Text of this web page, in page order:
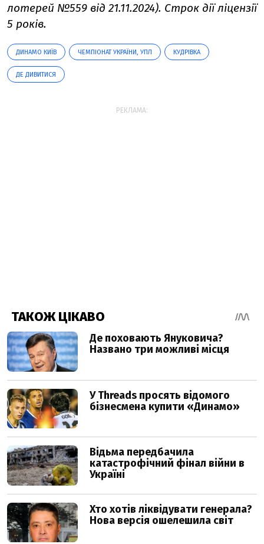
лотерей №559 від 21.11.2024). Строк дії ліцензії
5 років.
ДИНАМО КИЇВ ЧЕМПІОНАТ УКРАЇНИ, УПЛ КУДРІВКА
ДЕ ДИВИТИСЯ
РЕКЛАМА: